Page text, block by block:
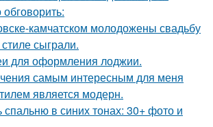
камчатском молодожены свадьбу
сыграли.
для оформления лоджии.
самым интересным для меня
является модерн.
в синих тонах: 30+ фото и